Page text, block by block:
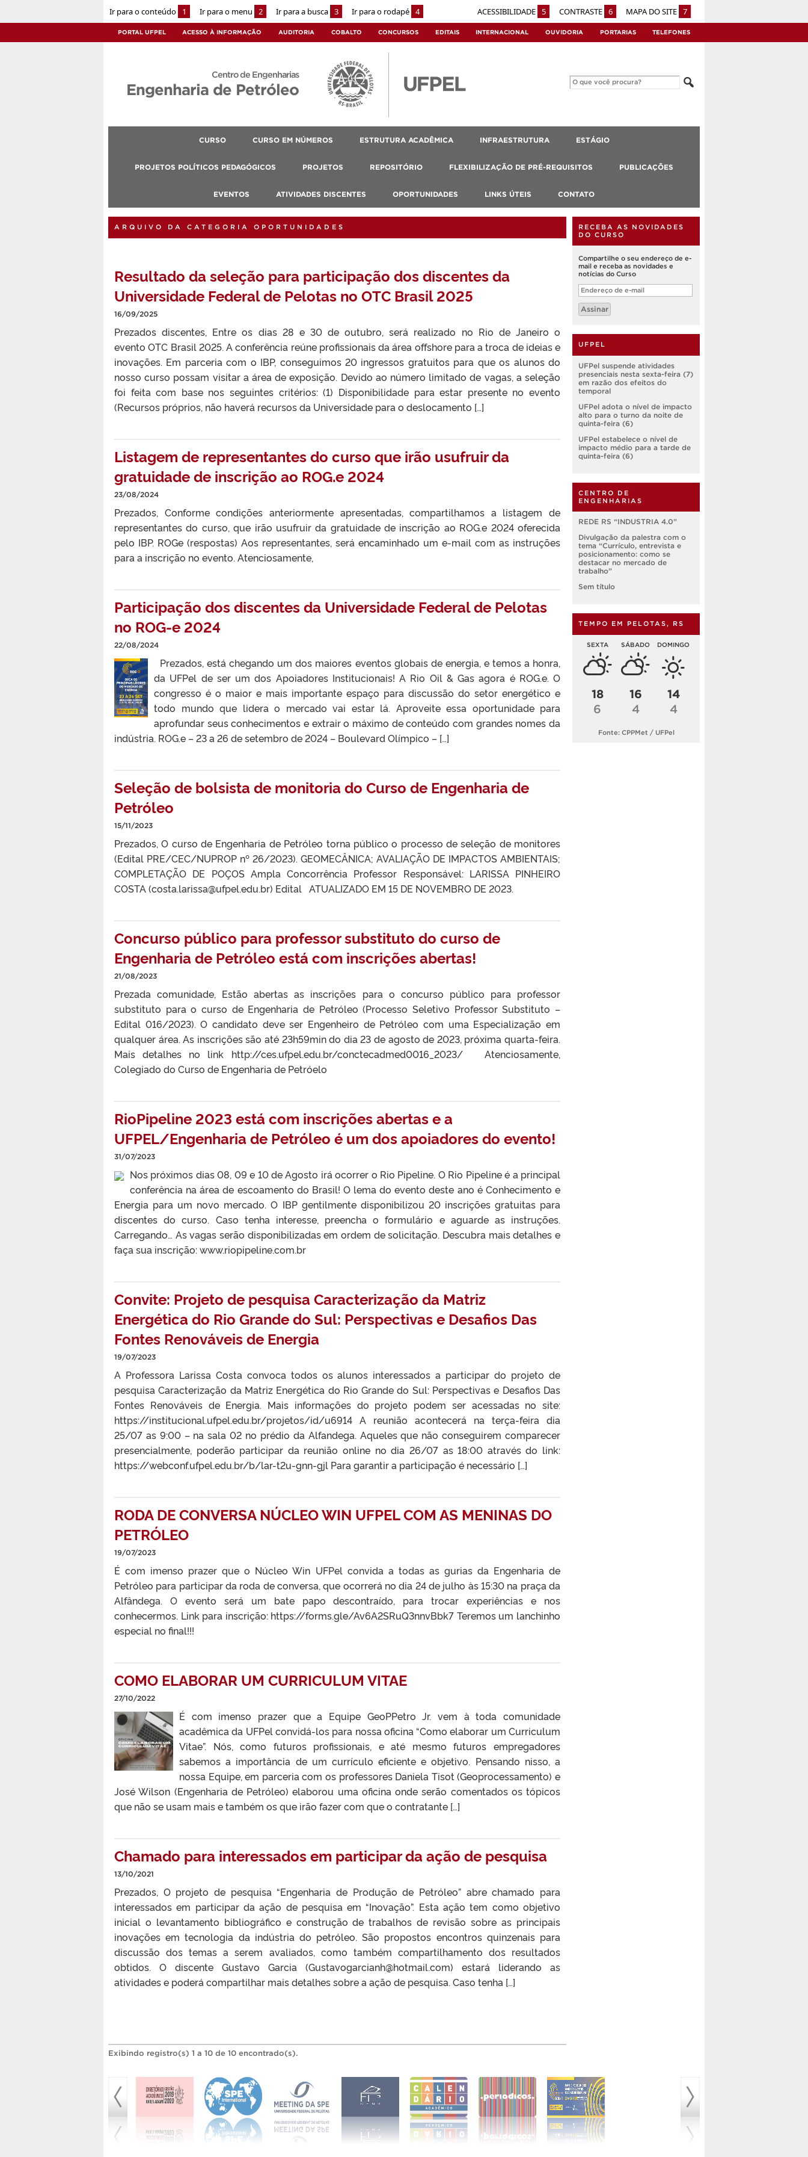
Ir para o conteúdo 1 Ir para o menu 2 Ir para a busca 3 Ir para o rodapé 4 ACESSIBILIDADE 5 CONTRASTE 6 MAPA DO SITE 7
PORTAL UFPEL ACESSO À INFORMAÇÃO AUDITORIA COBALTO CONCURSOS EDITAIS INTERNACIONAL OUVIDORIA PORTARIAS TELEFONES
Centro de Engenharias
Engenharia de Petróleo
CURSO CURSO EM NÚMEROS ESTRUTURA ACADÊMICA INFRAESTRUTURA ESTÁGIO
PROJETOS POLÍTICOS PEDAGÓGICOS PROJETOS REPOSITÓRIO FLEXIBILIZAÇÃO DE PRÉ-REQUISITOS PUBLICAÇÕES
EVENTOS ATIVIDADES DISCENTES OPORTUNIDADES LINKS ÚTEIS CONTATO
ARQUIVO DA CATEGORIA OPORTUNIDADES
Resultado da seleção para participação dos discentes da
Universidade Federal de Pelotas no OTC Brasil 2025
16/09/2025
Prezados discentes, Entre os dias 28 e 30 de outubro, será realizado no Rio de Janeiro o
evento OTC Brasil 2025. A conferência reúne profissionais da área offshore para a troca de ideias e
inovações. Em parceria com o IBP, conseguimos 20 ingressos gratuitos para que os alunos do
nosso curso possam visitar a área de exposição. Devido ao número limitado de vagas, a seleção
foi feita com base nos seguintes critérios: (1) Disponibilidade para estar presente no evento
(Recursos próprios, não haverá recursos da Universidade para o deslocamento […]
Listagem de representantes do curso que irão usufruir da
gratuidade de inscrição ao ROG.e 2024
23/08/2024
Prezados, Conforme condições anteriormente apresentadas, compartilhamos a listagem de
representantes do curso, que irão usufruir da gratuidade de inscrição ao ROG.e 2024 oferecida
pelo IBP. ROGe (respostas) Aos representantes, será encaminhado um e-mail com as instruções
para a inscrição no evento. Atenciosamente,
Participação dos discentes da Universidade Federal de Pelotas
no ROG-e 2024
22/08/2024
Prezados, está chegando um dos maiores eventos globais de energia, e temos a honra,
da UFPel de ser um dos Apoiadores Institucionais! A Rio Oil & Gas agora é ROG.e. O
congresso é o maior e mais importante espaço para discussão do setor energético e
todo mundo que lidera o mercado vai estar lá. Aproveite essa oportunidade para
aprofundar seus conhecimentos e extrair o máximo de conteúdo com grandes nomes da
indústria. ROG.e – 23 a 26 de setembro de 2024 – Boulevard Olímpico – […]
Seleção de bolsista de monitoria do Curso de Engenharia de
Petróleo
15/11/2023
Prezados, O curso de Engenharia de Petróleo torna público o processo de seleção de monitores
(Edital PRE/CEC/NUPROP nº 26/2023). GEOMECÂNICA; AVALIAÇÃO DE IMPACTOS AMBIENTAIS;
COMPLETAÇÃO DE POÇOS Ampla Concorrência Professor Responsável: LARISSA PINHEIRO
COSTA (costa.larissa@ufpel.edu.br) Edital ATUALIZADO EM 15 DE NOVEMBRO DE 2023.
Concurso público para professor substituto do curso de
Engenharia de Petróleo está com inscrições abertas!
21/08/2023
Prezada comunidade, Estão abertas as inscrições para o concurso público para professor
substituto para o curso de Engenharia de Petróleo (Processo Seletivo Professor Substituto –
Edital 016/2023). O candidato deve ser Engenheiro de Petróleo com uma Especialização em
qualquer área. As inscrições são até 23h59min do dia 23 de agosto de 2023, próxima quarta-feira.
Mais detalhes no link http://ces.ufpel.edu.br/conctecadmed0016_2023/ Atenciosamente,
Colegiado do Curso de Engenharia de Petróelo
RioPipeline 2023 está com inscrições abertas e a
UFPEL/Engenharia de Petróleo é um dos apoiadores do evento!
31/07/2023
Nos próximos dias 08, 09 e 10 de Agosto irá ocorrer o Rio Pipeline. O Rio Pipeline é a principal
conferência na área de escoamento do Brasil! O lema do evento deste ano é Conhecimento e
Energia para um novo mercado. O IBP gentilmente disponibilizou 20 inscrições gratuitas para
discentes do curso. Caso tenha interesse, preencha o formulário e aguarde as instruções.
Carregando… As vagas serão disponibilizadas em ordem de solicitação. Descubra mais detalhes e
faça sua inscrição: www.riopipeline.com.br
Convite: Projeto de pesquisa Caracterização da Matriz
Energética do Rio Grande do Sul: Perspectivas e Desafios Das
Fontes Renováveis de Energia
19/07/2023
A Professora Larissa Costa convoca todos os alunos interessados a participar do projeto de
pesquisa Caracterização da Matriz Energética do Rio Grande do Sul: Perspectivas e Desafios Das
Fontes Renováveis de Energia. Mais informações do projeto podem ser acessadas no site:
https://institucional.ufpel.edu.br/projetos/id/u6914 A reunião acontecerá na terça-feira dia
25/07 as 9:00 – na sala 02 no prédio da Alfandega. Aqueles que não conseguirem comparecer
presencialmente, poderão participar da reunião online no dia 26/07 as 18:00 através do link:
https://webconf.ufpel.edu.br/b/lar-t2u-gnn-gjl Para garantir a participação é necessário […]
RODA DE CONVERSA NÚCLEO WIN UFPEL COM AS MENINAS DO
PETRÓLEO
19/07/2023
É com imenso prazer que o Núcleo Win UFPel convida a todas as gurias da Engenharia de
Petróleo para participar da roda de conversa, que ocorrerá no dia 24 de julho às 15:30 na praça da
Alfândega. O evento será um bate papo descontraído, para trocar experiências e nos
conhecermos. Link para inscrição: https://forms.gle/Av6A2SRuQ3nnvBbk7 Teremos um lanchinho
especial no final!!!
COMO ELABORAR UM CURRICULUM VITAE
27/10/2022
É com imenso prazer que a Equipe GeoPPetro Jr. vem à toda comunidade
acadêmica da UFPel convidá-los para nossa oficina “Como elaborar um Curriculum
Vitae”. Nós, como futuros profissionais, e até mesmo futuros empregadores
sabemos a importância de um currículo eficiente e objetivo. Pensando nisso, a
nossa Equipe, em parceria com os professores Daniela Tisot (Geoprocessamento) e
José Wilson (Engenharia de Petróleo) elaborou uma oficina onde serão comentados os tópicos
que não se usam mais e também os que irão fazer com que o contratante […]
Chamado para interessados em participar da ação de pesquisa
13/10/2021
Prezados, O projeto de pesquisa “Engenharia de Produção de Petróleo” abre chamado para
interessados em participar da ação de pesquisa em “Inovação”. Esta ação tem como objetivo
inicial o levantamento bibliográfico e construção de trabalhos de revisão sobre as principais
inovações em tecnologia da indústria do petróleo. São propostos encontros quinzenais para
discussão dos temas a serem avaliados, como também compartilhamento dos resultados
obtidos. O discente Gustavo Garcia (Gustavogarcianh@hotmail.com) estará liderando as
atividades e poderá compartilhar mais detalhes sobre a ação de pesquisa. Caso tenha […]
Exibindo registro(s) 1 a 10 de 10 encontrado(s).
RECEBA AS NOVIDADES
DO CURSO
Compartilhe o seu endereço de e-
mail e receba as novidades e
notícias do Curso
Endereço
de
e-
mail
Assinar
UFPEL
UFPel suspende atividades
presenciais nesta sexta-feira (7)
em razão dos efeitos do
temporal
UFPel adota o nível de impacto
alto para o turno da noite de
quinta-feira (6)
UFPel estabelece o nível de
impacto médio para a tarde de
quinta-feira (6)
CENTRO DE
ENGENHARIAS
REDE RS “INDUSTRIA 4.0”
Divulgação da palestra com o
tema “Currículo, entrevista e
posicionamento: como se
destacar no mercado de
trabalho”
Sem título
TEMPO EM PELOTAS, RS
SEXTA
18
6
SÁBADO
16
4
DOMINGO
14
4
Fonte: CPPMet / UFPel